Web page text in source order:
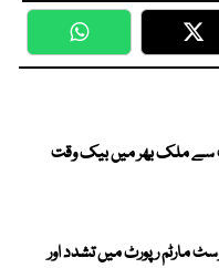
WhatsApp
کا 16 اگست سے ملک بھر میں بیک وقت
مارٹم رپورٹ میں تشدد اور